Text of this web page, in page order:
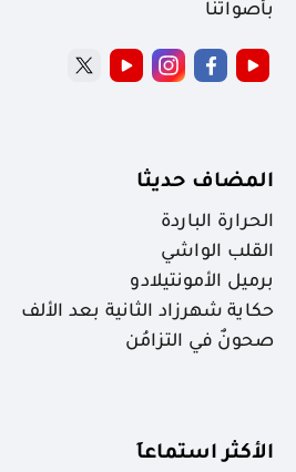
بأصواتنا
المضاف حديثا
الحرارة الباردة
القلب الواشي
برميل الأمونتيلادو
حكاية شهرزاد الثانية بعد الألف
صحونٌ في التزامُن
الأكثر استماعاَ